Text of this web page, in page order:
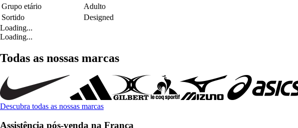
Grupo etário
Adulto
Sortido
Designed
Loading...
Loading...
Todas as nossas marcas
Descubra todas as nossas marcas
Assistência pós-venda na França